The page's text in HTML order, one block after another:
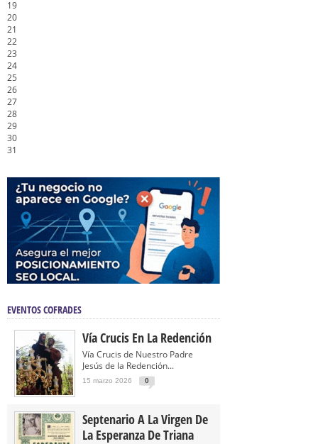
19
20
21
22
23
24
25
26
27
28
29
30
31
EVENTOS COFRADES
Vía Crucis En La Redención
Vía Crucis de Nuestro Padre
Jesús de la Redención...
15 marzo 2026 0
Septenario A La Virgen De
La Esperanza De Triana